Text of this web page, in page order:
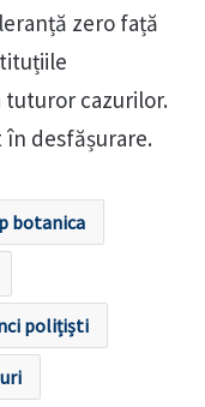
zero față
cazurilor.
în desfășurare.
botanica
polițiști